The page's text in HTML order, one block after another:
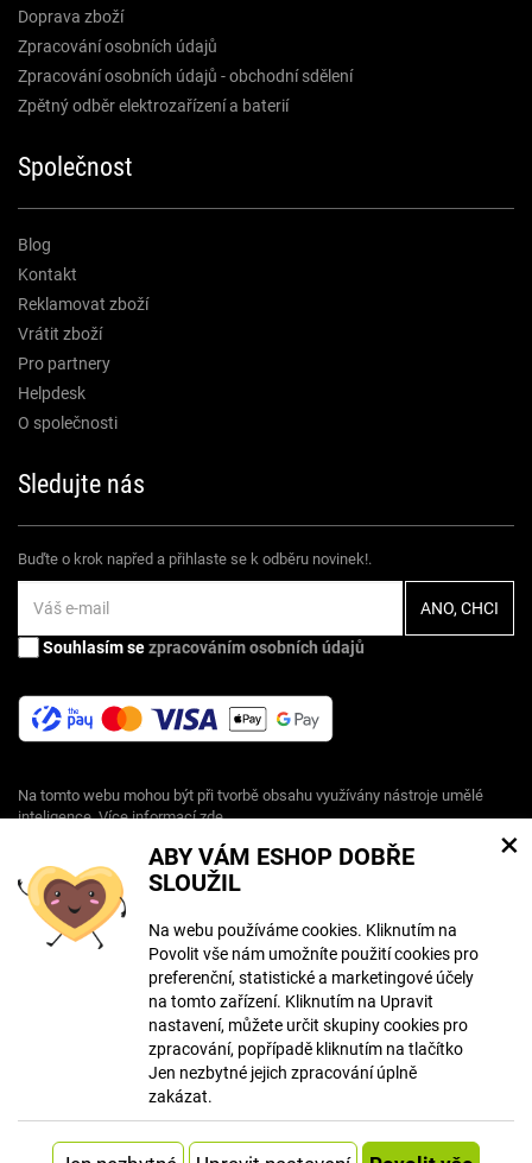
ABY VÁM ESHOP DOBŘE
SLOUŽIL
Na webu používáme cookies. Kliknutím na
Povolit vše nám umožníte použití cookies pro
preferenční, statistické a marketingové účely
na tomto zařízení. Kliknutím na Upravit
nastavení, můžete určit skupiny cookies pro
zpracování, popřípadě kliknutím na tlačítko
Jen nezbytné jejich zpracování úplně
zakázat.
×
Doprava zboží
Zpracování osobních údajů
Zpracování osobních údajů - obchodní sdělení
Zpětný odběr elektrozařízení a baterií
Společnost
Blog
Kontakt
Reklamovat zboží
Vrátit zboží
Pro partnery
Helpdesk
O společnosti
Sledujte nás
Buďte o krok napřed a přihlaste se k odběru novinek!.
Souhlasím sezpracováním osobních údajů
Na tomto webu mohou být při tvorbě obsahu využívány nástroje umělé
inteligence. Více informacízde.
© Copyright ECLIPSERA s.r.o.
Všechna práva vyhrazena
Slovenská verze
HU
RO
Zobrazit klasickou verzi